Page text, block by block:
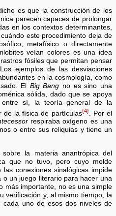
es que la construcción de los
parecen capaces de prolongar
en los contextos determinantes,
este procedimiento deja de
metafísico o directamente
veían colores es una idea
fósiles que permitan pensar
ejemplos de las desviaciones
en la cosmología, como
El Big Bang no es sino una
sólida, dado que se apoya
entre sí, la teoría general de la
de la física de partículas{4}. Por el
respiraba oxígeno es una
o entre sus reliquias y tiene un
sobre la materia anantrópica del
que no tuvo, pero cuyo molde
conexiones sinalógicas impide
un juego literario para hacer una
más importante, no es una simple
verificación y, al mismo tiempo, la
cada uno de esos dos niveles de